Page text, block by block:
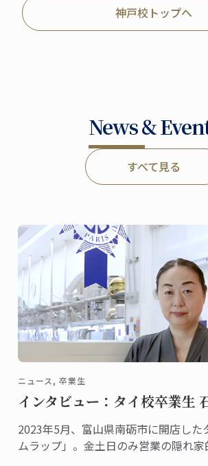
神戸校トップへ
News &
すべて見る
ニュース, 卒業生
インタビュー：タイ校卒業生
2023年5月、富山県南砺市に開店した
ムラップ」。金土日のみ営業の隠れ